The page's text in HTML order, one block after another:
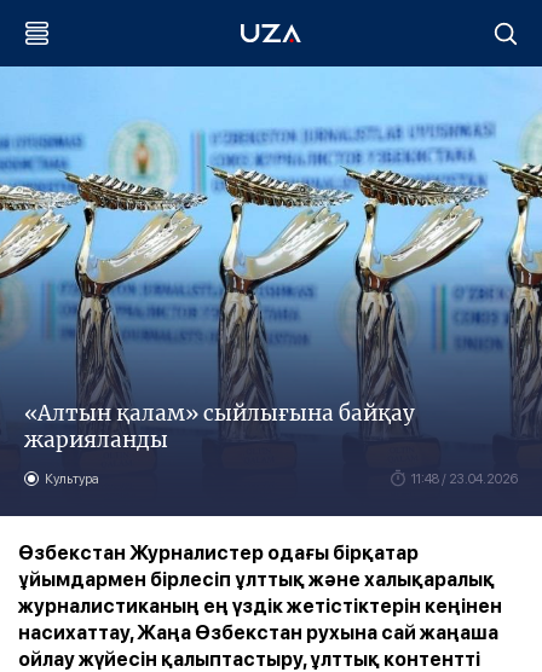
«Алтын қалам» сыйлығына байқау
жарияланды
Культура 11:48 / 23.04.2026
Өзбекстан Журналистер одағы бірқатар
ұйымдармен бірлесіп ұлттық және халықаралық
журналистиканың ең үздік жетістіктерін кеңінен
насихаттау, Жаңа Өзбекстан рухына сай жаңаша
ойлау жүйесін қалыптастыру, ұлттық контентті